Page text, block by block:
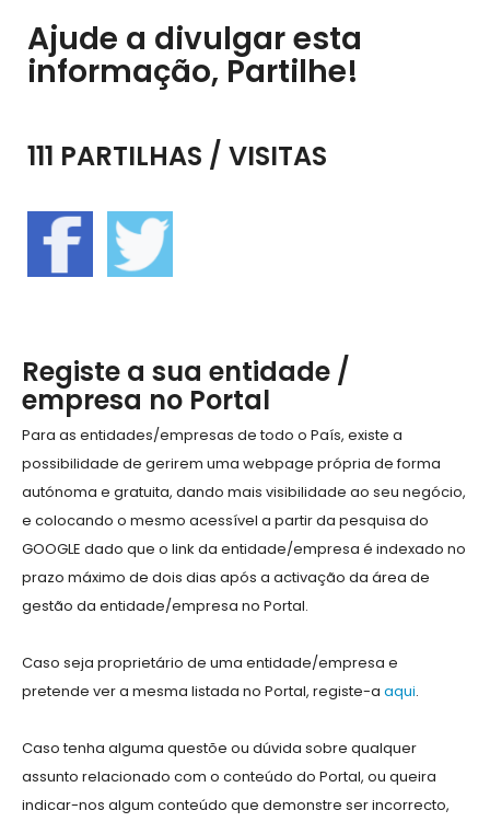
Ajude a divulgar esta
informação, Partilhe!
111 PARTILHAS / VISITAS
Registe a sua entidade /
empresa no Portal
Para as entidades/empresas de todo o País, existe a
possibilidade de gerirem uma webpage própria de forma
autónoma e gratuita, dando mais visibilidade ao seu negócio,
e colocando o mesmo acessível a partir da pesquisa do
GOOGLE dado que o link da entidade/empresa é indexado no
prazo máximo de dois dias após a activação da área de
gestão da entidade/empresa no Portal.
Caso seja proprietário de uma entidade/empresa e
pretende ver a mesma listada no Portal, registe-a aqui.
Caso tenha alguma questõe ou dúvida sobre qualquer
assunto relacionado com o conteúdo do Portal, ou queira
indicar-nos algum conteúdo que demonstre ser incorrecto,